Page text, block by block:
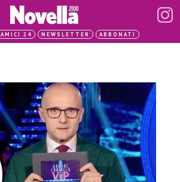
AMICI 24 NEWSLETTER ABBONATI